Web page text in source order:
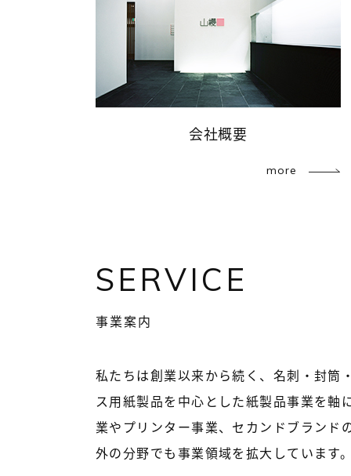
会社概要
more
SERVICE
事業案内
私たちは創業以来から続く、名刺・封筒
ス用紙製品を中心とした紙製品事業を軸
業やプリンター事業、セカンドブランド
外の分野でも事業領域を拡大しています。